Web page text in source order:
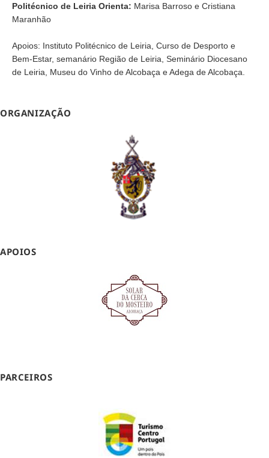
Politécnico de Leiria Orienta: Marisa Barroso e Cristiana
Maranhão
Apoios: Instituto Politécnico de Leiria, Curso de Desporto e
Bem-Estar, semanário Região de Leiria, Seminário Diocesano
de Leiria, Museu do Vinho de Alcobaça e Adega de Alcobaça.
ORGANIZAÇÃO
APOIOS
PARCEIROS